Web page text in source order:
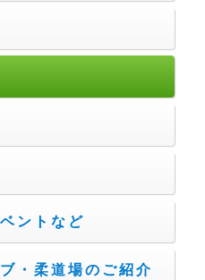
ントなど
・柔道場のご紹介